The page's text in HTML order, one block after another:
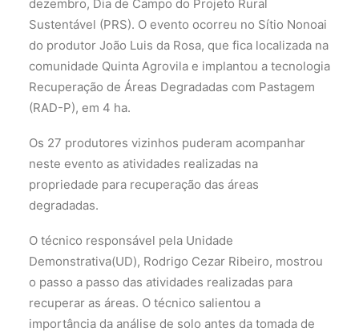
dezembro, Dia de Campo do Projeto Rural
Sustentável (PRS). O evento ocorreu no Sítio Nonoai
do produtor João Luis da Rosa, que fica localizada na
comunidade Quinta Agrovila e implantou a tecnologia
Recuperação de Áreas Degradadas com Pastagem
(RAD-P), em 4 ha.
Os 27 produtores vizinhos puderam acompanhar
neste evento as atividades realizadas na
propriedade para recuperação das áreas
degradadas.
O técnico responsável pela Unidade
Demonstrativa(UD), Rodrigo Cezar Ribeiro, mostrou
o passo a passo das atividades realizadas para
recuperar as áreas. O técnico salientou a
importância da análise de solo antes da tomada de